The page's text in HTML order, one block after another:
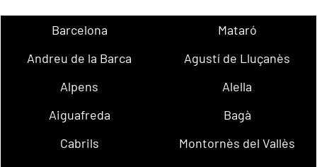
Barcelona
Mataró
Andreu de la Barca
Agustí de Lluçanès
Alpens
Alella
Aiguafreda
Bagà
Cabrils
Montornès del Vallès